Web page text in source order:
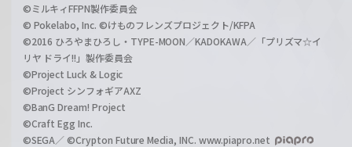
©ミルキィFFPN製作委員会
© Pokelabo, Inc. ©けものフレンズプロジェクト/KFPA
©2016 ひろやまひろし・TYPE-MOON／KADOKAWA／「プリズマ☆イ
リヤ ドライ!!」製作委員会
©Project Luck & Logic
©Project シンフォギアAXZ
©BanG Dream! Project
©Craft Egg Inc.
©SEGA／ ©Crypton Future Media, INC. www.piapro.net